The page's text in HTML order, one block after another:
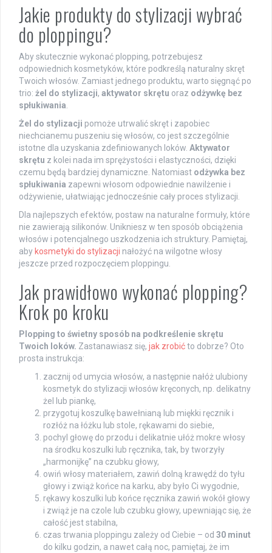
Jakie produkty do stylizacji wybrać
do ploppingu?
Aby skutecznie wykonać plopping, potrzebujesz
odpowiednich kosmetyków, które podkreślą naturalny skręt
Twoich włosów. Zamiast jednego produktu, warto sięgnąć po
trio: żel do stylizacji, aktywator skrętu oraz odżywkę bez
spłukiwania.
Żel do stylizacji pomoże utrwalić skręt i zapobiec
niechcianemu puszeniu się włosów, co jest szczególnie
istotne dla uzyskania zdefiniowanych loków. Aktywator
skrętu z kolei nada im sprężystości i elastyczności, dzięki
czemu będą bardziej dynamiczne. Natomiast odżywka bez
spłukiwania zapewni włosom odpowiednie nawilżenie i
odżywienie, ułatwiając jednocześnie cały proces stylizacji.
Dla najlepszych efektów, postaw na naturalne formuły, które
nie zawierają silikonów. Unikniesz w ten sposób obciążenia
włosów i potencjalnego uszkodzenia ich struktury. Pamiętaj,
aby kosmetyki do stylizacji nałożyć na wilgotne włosy
jeszcze przed rozpoczęciem ploppingu.
Jak prawidłowo wykonać plopping?
Krok po kroku
Plopping to świetny sposób na podkreślenie skrętu
Twoich loków. Zastanawiasz się, jak zrobićto dobrze? Oto
prosta instrukcja:
zacznij od umycia włosów, a następnie nałóż ulubiony
kosmetyk do stylizacji włosów kręconych, np. delikatny
żel lub piankę,
przygotuj koszulkę bawełnianą lub miękki ręcznik i
rozłóż na łóżku lub stole, rękawami do siebie,
pochyl głowę do przodu i delikatnie ułóż mokre włosy
na środku koszulki lub ręcznika, tak, by tworzyły
„harmonijkę” na czubku głowy,
owiń włosy materiałem, zawiń dolną krawędź do tyłu
głowy i zwiąż końce na karku, aby było Ci wygodnie,
rękawy koszulki lub końce ręcznika zawiń wokół głowy
i zwiąż je na czole lub czubku głowy, upewniając się, że
całość jest stabilna,
czas trwania ploppingu zależy od Ciebie – od 30 minut
do kilku godzin, a nawet całą noc, pamiętaj, że im